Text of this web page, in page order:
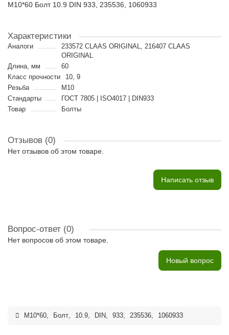
M10*60 Болт 10.9 DIN 933, 235536, 1060933
Характеристики
Аналоги
233572 CLAAS ORIGINAL, 216407 CLAAS
ORIGINAL
Длина, мм
60
Класс прочности
10, 9
Резьба
M10
Стандарты
ГОСТ 7805 | ISO4017 | DIN933
Товар
Болты
Отзывов (0)
Нет отзывов об этом товаре.
Написать отзыв
Вопрос-ответ (0)
Нет вопросов об этом товаре.
Новый вопрос
M10*60, Болт, 10.9, DIN, 933, 235536, 1060933